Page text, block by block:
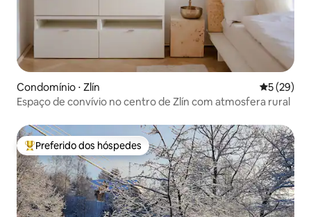
Condomínio ⋅ Zlín 5 de uma
5 (29)
Espaço de convívio no centro de Zlín com atmosfera rural
Entre os melhores preferidos dos hóspedes
Preferido dos hóspedes